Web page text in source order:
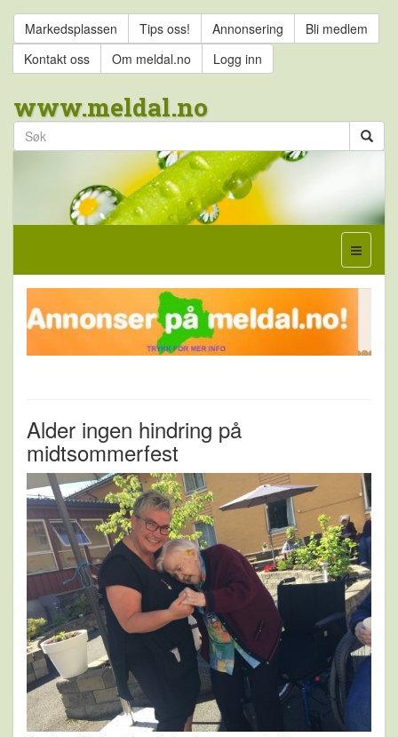
Markedsplassen Tips oss! Annonsering
Bli medlem
Kontakt oss
Om meldal.no Logg inn
www.meldal.no
Alder ingen hindring på
midtsommerfest